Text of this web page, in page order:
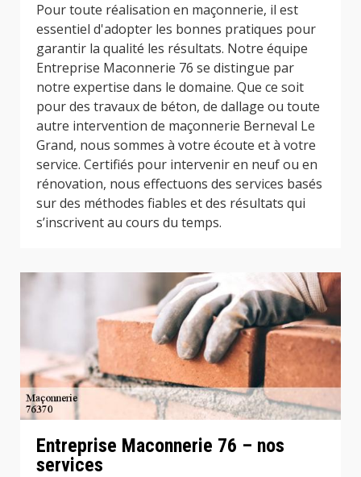
Pour toute réalisation en maçonnerie, il est
essentiel d'adopter les bonnes pratiques pour
garantir la qualité les résultats. Notre équipe
Entreprise Maconnerie 76 se distingue par
notre expertise dans le domaine. Que ce soit
pour des travaux de béton, de dallage ou toute
autre intervention de maçonnerie Berneval Le
Grand, nous sommes à votre écoute et à votre
service. Certifiés pour intervenir en neuf ou en
rénovation, nous effectuons des services basés
sur des méthodes fiables et des résultats qui
s’inscrivent au cours du temps.
Entreprise Maconnerie 76 – nos
services